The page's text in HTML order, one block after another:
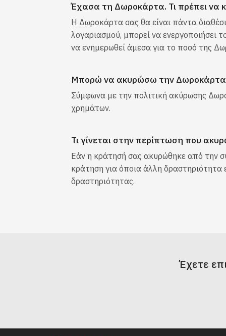
Έχασα τη Δωροκάρτα. Τι πρέπει να
Η Δωροκάρτα σας θα είναι πάντα
λογαριασμού, μπορεί να
να ενημερωθεί άμεσα για το ποσό της
Μπορώ να ακυρώσω την
Σύμφωνα με την πολιτική ακύρωσης
χρημάτων.
Τι γίνεται στην περίπτωση που
Εάν η κράτησή σας ακυρώθηκε από την
κράτηση για όποια άλλη
δραστηριότητας.
Έχετε